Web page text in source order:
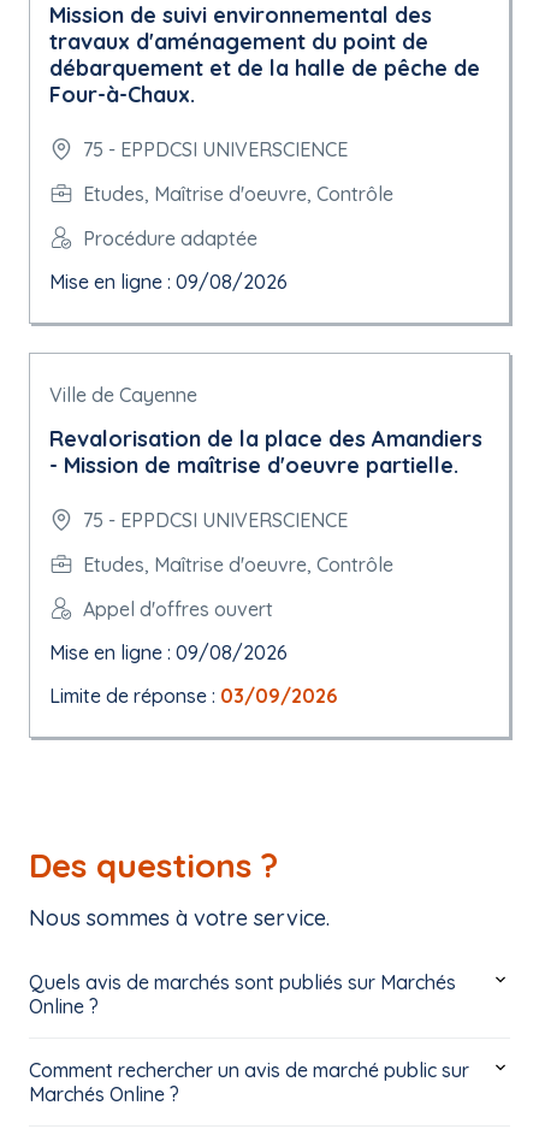
Mission de suivi environnemental des
travaux d'aménagement du point de
débarquement et de la halle de pêche de
Four-à-Chaux.
75 - EPPDCSI UNIVERSCIENCE
Etudes, Maîtrise d'oeuvre, Contrôle
Procédure adaptée
Mise en ligne : 09/08/2026
Ville de Cayenne
Revalorisation de la place des Amandiers
- Mission de maîtrise d'oeuvre partielle.
75 - EPPDCSI UNIVERSCIENCE
Etudes, Maîtrise d'oeuvre, Contrôle
Appel d'offres ouvert
Mise en ligne : 09/08/2026
Limite de réponse : 03/09/2026
Des questions ?
Nous sommes à votre service.
Quels avis de marchés sont publiés sur Marchés
Online ?
Comment rechercher un avis de marché public sur
Marchés Online ?